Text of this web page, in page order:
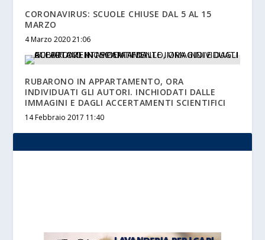
CORONAVIRUS: SCUOLE CHIUSE DAL 5 AL 15
MARZO
4 Marzo 2020 21:06
RUBARONO IN APPARTAMENTO, ORA
INDIVIDUATI GLI AUTORI. INCHIODATI DALLE
IMMAGINI E DAGLI ACCERTAMENTI SCIENTIFICI
14 Febbraio 2017 11:40